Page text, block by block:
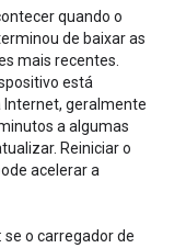
quando o
de baixar as
mais recentes.
está
Internet, geralmente
a algumas
Reiniciar o
acelerar a
se o carregador de